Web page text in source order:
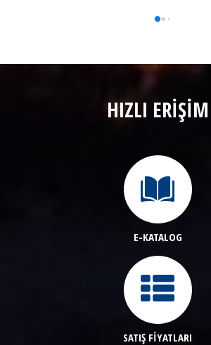
HIZLI ERİŞİM
E-KATALOG
SATIŞ FİYATLARI